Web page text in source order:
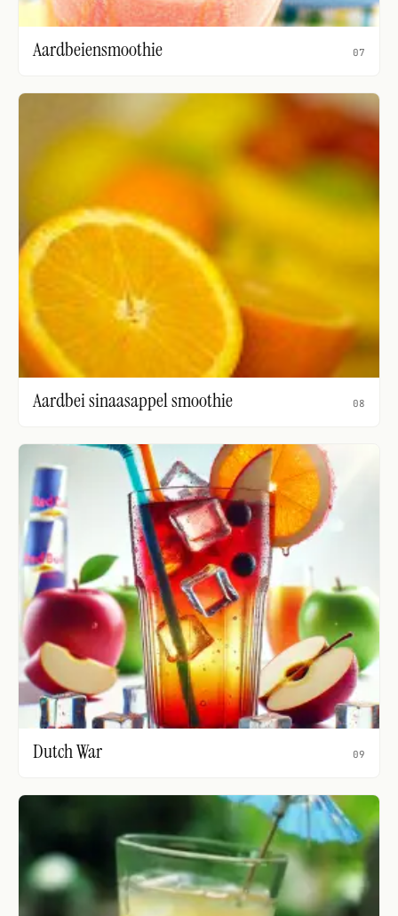
Aardbeiensmoothie 07
Aardbei sinaasappel smoothie 08
Dutch War 09